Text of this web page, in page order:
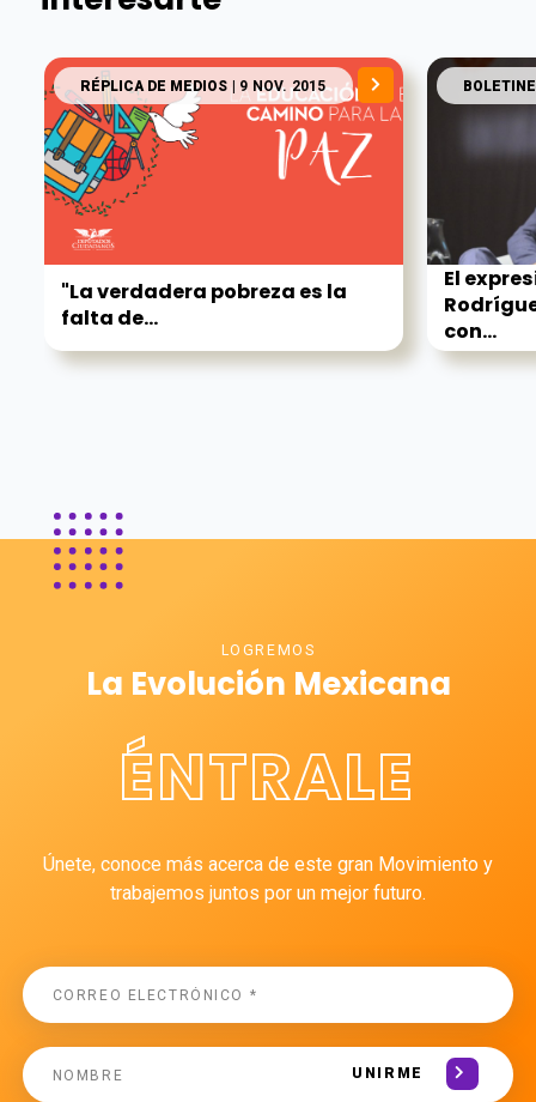
RÉPLICA DE MEDIOS | 9 NOV. 2015
"La verdadera pobreza es la
falta de...
El
con...
LOGREMOS
La Evolución Mexicana
ÉNTRALE
Únete, conoce más acerca de este gran Movimiento y
trabajemos juntos por un mejor futuro.
UNIRME